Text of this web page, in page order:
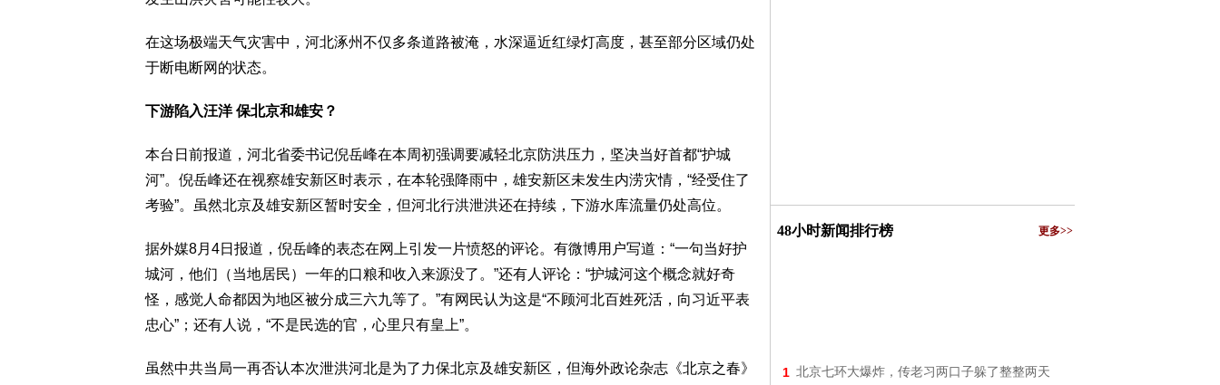
在这场极端天气灾害中，河北涿州不仅多条道路被淹，水深逼近红绿灯高度，甚至部分区域仍处
于断电断网的状态。
下游陷入汪洋 保北京和雄安？
本台日前报道，河北省委书记倪岳峰在本周初强调要减轻北京防洪压力，坚决当好首都“护城
河”。倪岳峰还在视察雄安新区时表示，在本轮强降雨中，雄安新区未发生内涝灾情，“经受住了
考验”。虽然北京及雄安新区暂时安全，但河北行洪泄洪还在持续，下游水库流量仍处高位。
据外媒8月4日报道，倪岳峰的表态在网上引发一片愤怒的评论。有微博用户写道：“一句当好护
城河，他们（当地居民）一年的口粮和收入来源没了。”还有人评论：“护城河这个概念就好奇
怪，感觉人命都因为地区被分成三六九等了。”有网民认为这是“不顾河北百姓死活，向习近平表
忠心”；还有人说，“不是民选的官，心里只有皇上”。
虽然中共当局一再否认本次泄洪河北是为了力保北京及雄安新区，但海外政论杂志《北京之春》
48小时新闻排行榜 更多>>
1 北京七环大爆炸，传老习两口子躲了整整两天